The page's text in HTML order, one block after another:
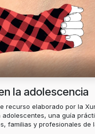
la adolescencia
recurso elaborado por la
una guía
familias y profesionales de